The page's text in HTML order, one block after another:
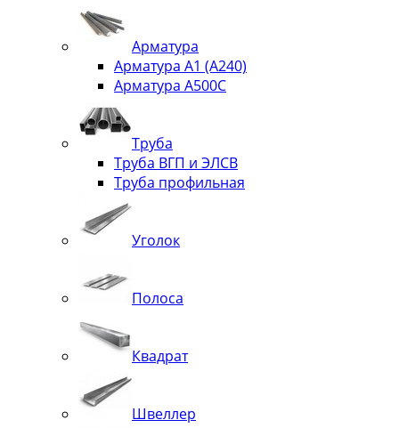
Арматура
Арматура А1 (А240)
Арматура А500С
Труба
Труба ВГП и ЭЛСВ
Труба профильная
Уголок
Полоса
Квадрат
Швеллер